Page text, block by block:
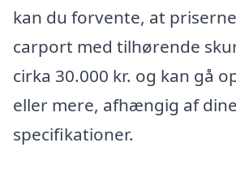
kan du forvente, at
carport med tilhørende
cirka 30.000 kr. og kan gå
eller mere, afhængig af dine
specifikationer.